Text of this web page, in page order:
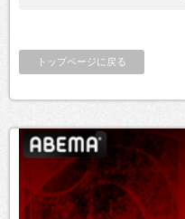
トップページに戻る